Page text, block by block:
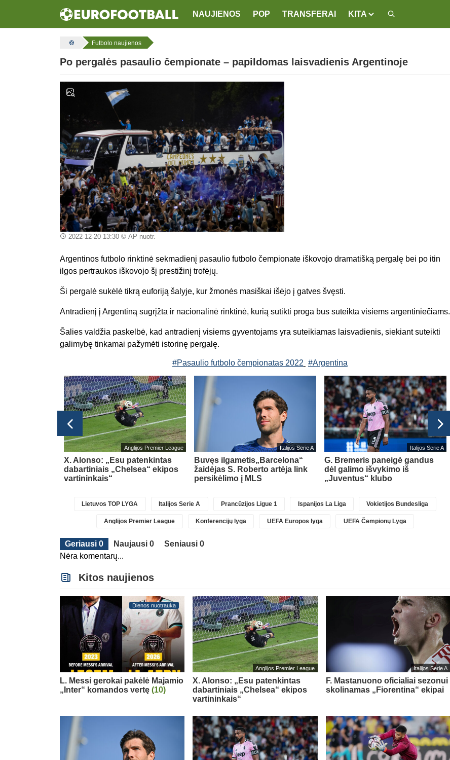
NAUJIENOS POP TRANSFERAI KITA
Futbolo naujienos
Po pergalės pasaulio čempionate – papildomas laisvadienis Argentinoje
2022-12-20 13:30© AP nuotr.
Argentinos futbolo rinktinė sekmadienį pasaulio futbolo čempionate iškovojo dramatišką pergalę bei po itin
ilgos pertraukos iškovojo šį prestižinį trofėjų.
Ši pergalė sukėlė tikrą euforiją šalyje, kur žmonės masiškai išėjo į gatves švęsti.
Antradienį į Argentiną sugrįžta ir nacionalinė rinktinė, kurią sutikti proga bus suteikta visiems argentiniečiams.
Šalies valdžia paskelbė, kad antradienį visiems gyventojams yra suteikiamas laisvadienis, siekiant suteikti
galimybę tinkamai pažymėti istorinę pergalę.
#Pasaulio futbolo čempionatas 2022 #Argentina
Anglijos Premier League
X. Alonso: „Esu patenkintas
dabartiniais „Chelsea“ ekipos
vartininkais“
Italijos Serie A
Buvęs ilgametis„Barcelona“
žaidėjas S. Roberto artėja link
persikėlimo į MLS
Italijos Serie A
G. Bremeris paneigė gandus
dėl galimo išvykimo iš
„Juventus“ klubo
Lietuvos TOP LYGA Italijos Serie A Prancūzijos Ligue 1 Ispanijos La Liga Vokietijos Bundesliga
Anglijos Premier League Konferencijų lyga UEFA Europos lyga UEFA Čempionų Lyga
Geriausi 0 Naujausi 0
Seniausi 0
Nėra komentarų...
Kitos naujienos
Dienos nuotrauka
L. Messi gerokai pakėlė Majamio
„Inter“ komandos vertę (10)
Anglijos Premier League
X. Alonso: „Esu patenkintas
dabartiniais „Chelsea“ ekipos
vartininkais“
Italijos Serie A
F. Mastanuono oficialiai sezonui
skolinamas „Fiorentina“ ekipai